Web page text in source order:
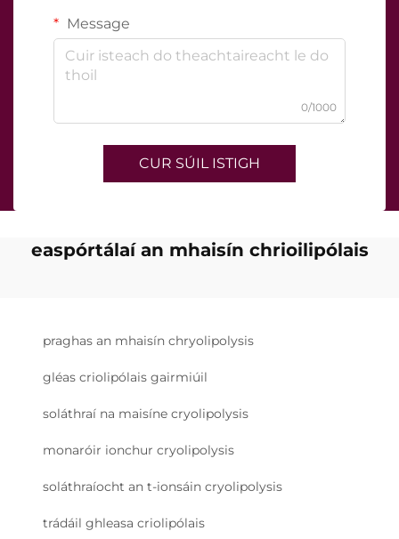
Message
0/1000
CUR SÚIL ISTIGH
easpórtálaí an mhaisín chrioilipólais
praghas an mhaisín chryolipolysis
gléas criolipólais gairmiúil
soláthraí na maisíne cryolipolysis
monaróir ionchur cryolipolysis
soláthraíocht an t-ionsáin cryolipolysis
trádáil ghleasa criolipólais